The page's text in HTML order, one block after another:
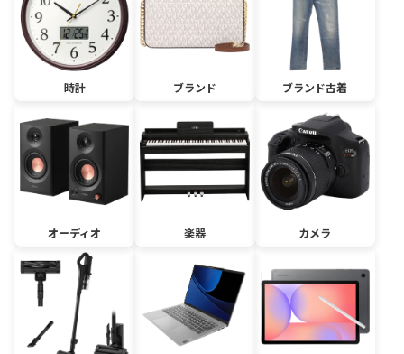
時計 ブランド ブランド古着
オーディオ 楽器 カメラ